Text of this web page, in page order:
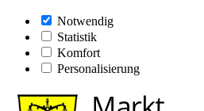
Notwendig
Statistik
Komfort
Personalisierung